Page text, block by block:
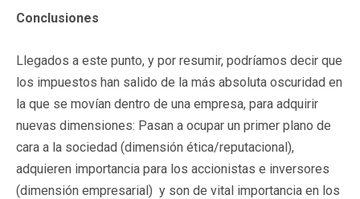
Conclusiones
Llegados a este punto, y por resumir, podríamos decir que
los impuestos han salido de la más absoluta oscuridad en
la que se movían dentro de una empresa, para adquirir
nuevas dimensiones: Pasan a ocupar un primer plano de
cara a la sociedad (dimensión ética/reputacional),
adquieren importancia para los accionistas e inversores
(dimensión empresarial) y son de vital importancia en los